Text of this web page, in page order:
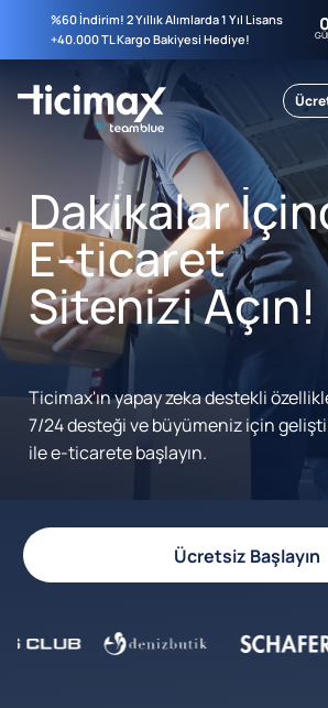
%60 İndirim! 2 Yıllık Alımlarda 1 Yıl Lisans
+40.000 TL Kargo Bakiyesi Hediye!
0
Dakikalar
E-ticaret
Sitenizi Açın!
Ticimax'ın yapay zeka destekli
7/24 desteği ve büyümeniz için
ile e-ticarete başlayın.
Ücretsiz Başlayın